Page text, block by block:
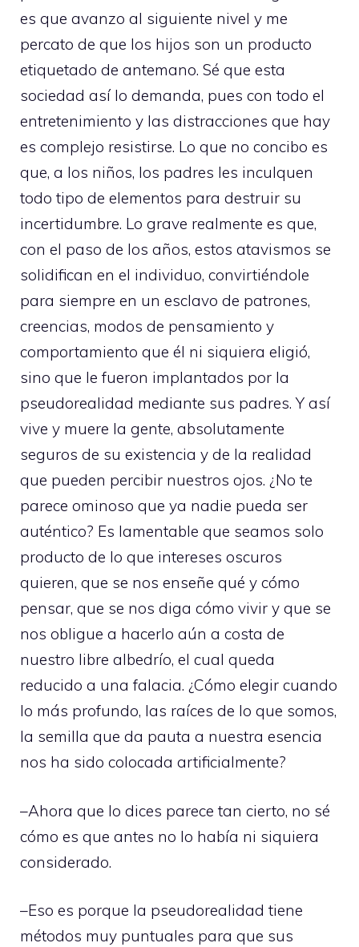
es que avanzo al siguiente nivel y me
percato de que los hijos son un producto
etiquetado de antemano. Sé que esta
sociedad así lo demanda, pues con todo el
entretenimiento y las distracciones que hay
es complejo resistirse. Lo que no concibo es
que, a los niños, los padres les inculquen
todo tipo de elementos para destruir su
incertidumbre. Lo grave realmente es que,
con el paso de los años, estos atavismos se
solidifican en el individuo, convirtiéndole
para siempre en un esclavo de patrones,
creencias, modos de pensamiento y
comportamiento que él ni siquiera eligió,
sino que le fueron implantados por la
pseudorealidad mediante sus padres. Y así
vive y muere la gente, absolutamente
seguros de su existencia y de la realidad
que pueden percibir nuestros ojos. ¿No te
parece ominoso que ya nadie pueda ser
auténtico? Es lamentable que seamos solo
producto de lo que intereses oscuros
quieren, que se nos enseñe qué y cómo
pensar, que se nos diga cómo vivir y que se
nos obligue a hacerlo aún a costa de
nuestro libre albedrío, el cual queda
reducido a una falacia. ¿Cómo elegir cuando
lo más profundo, las raíces de lo que somos,
la semilla que da pauta a nuestra esencia
nos ha sido colocada artificialmente?
–Ahora que lo dices parece tan cierto, no sé
cómo es que antes no lo había ni siquiera
considerado.
–Eso es porque la pseudorealidad tiene
métodos muy puntuales para que sus